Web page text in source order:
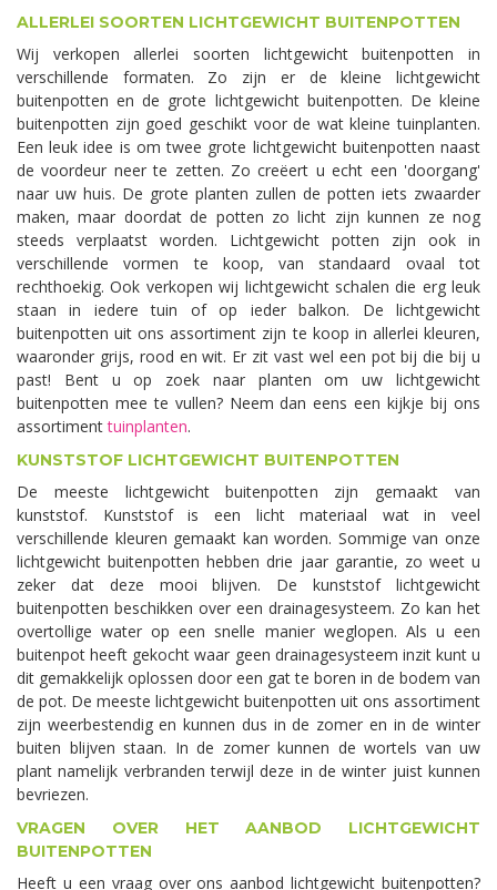
ALLERLEI SOORTEN LICHTGEWICHT BUITENPOTTEN
Wij verkopen allerlei soorten lichtgewicht buitenpotten in
verschillende formaten. Zo zijn er de kleine lichtgewicht
buitenpotten en de grote lichtgewicht buitenpotten. De kleine
buitenpotten zijn goed geschikt voor de wat kleine tuinplanten.
Een leuk idee is om twee grote lichtgewicht buitenpotten naast
de voordeur neer te zetten. Zo creëert u echt een 'doorgang'
naar uw huis. De grote planten zullen de potten iets zwaarder
maken, maar doordat de potten zo licht zijn kunnen ze nog
steeds verplaatst worden. Lichtgewicht potten zijn ook in
verschillende vormen te koop, van standaard ovaal tot
rechthoekig. Ook verkopen wij lichtgewicht schalen die erg leuk
staan in iedere tuin of op ieder balkon. De lichtgewicht
buitenpotten uit ons assortiment zijn te koop in allerlei kleuren,
waaronder grijs, rood en wit. Er zit vast wel een pot bij die bij u
past! Bent u op zoek naar planten om uw lichtgewicht
buitenpotten mee te vullen? Neem dan eens een kijkje bij ons
assortimenttuinplanten.
KUNSTSTOF LICHTGEWICHT BUITENPOTTEN
De meeste lichtgewicht buitenpotten zijn gemaakt van
kunststof. Kunststof is een licht materiaal wat in veel
verschillende kleuren gemaakt kan worden. Sommige van onze
lichtgewicht buitenpotten hebben drie jaar garantie, zo weet u
zeker dat deze mooi blijven. De kunststof lichtgewicht
buitenpotten beschikken over een drainagesysteem. Zo kan het
overtollige water op een snelle manier weglopen. Als u een
buitenpot heeft gekocht waar geen drainagesysteem inzit kunt u
dit gemakkelijk oplossen door een gat te boren in de bodem van
de pot. De meeste lichtgewicht buitenpotten uit ons assortiment
zijn weerbestendig en kunnen dus in de zomer en in de winter
buiten blijven staan. In de zomer kunnen de wortels van uw
plant namelijk verbranden terwijl deze in de winter juist kunnen
bevriezen.
VRAGEN OVER HET AANBOD LICHTGEWICHT
BUITENPOTTEN
Heeft u een vraag over ons aanbod lichtgewicht buitenpotten?